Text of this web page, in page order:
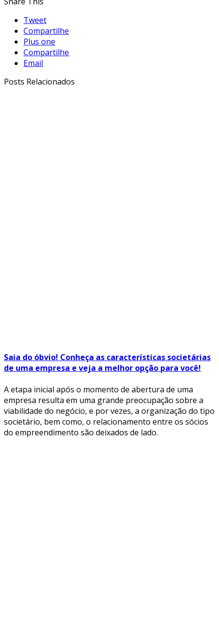
Tweet
Compartilhe
Plus one
Compartilhe
Email
Posts Relacionados
Saia do óbvio! Conheça as características societárias
de uma empresa e veja a melhor opção para você!
A etapa inicial após o momento de abertura de uma
empresa resulta em uma grande preocupação sobre a
viabilidade do negócio, e por vezes, a organização do tipo
societário, bem como, o relacionamento entre os sócios
do empreendimento são deixados de lado.